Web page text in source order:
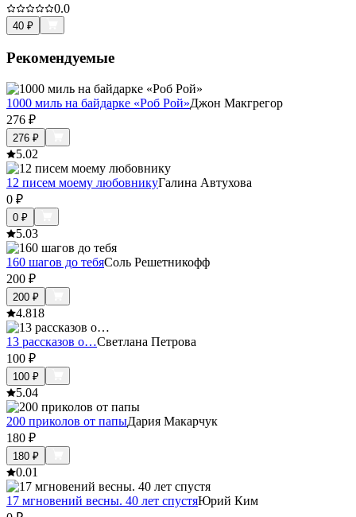
0.0
40 ₽
Рекомендуемые
1000 миль на байдарке «Роб Рой»Джон Макгрегор
276 ₽
276 ₽
5.02
12 писем моему любовникуГалина Автухова
0 ₽
0 ₽
5.03
160 шагов до тебяСоль Решетникофф
200 ₽
200 ₽
4.818
13 рассказов о…Светлана Петрова
100 ₽
100 ₽
5.04
200 приколов от папыДария Макарчук
180 ₽
180 ₽
0.01
17 мгновений весны. 40 лет спустяЮрий Ким